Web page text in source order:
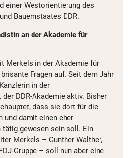
einer Westorientierung des
Bauernstaates DDR.
an der Akademie für
Merkels in der Akademie für
Fragen auf. Seit dem Jahr
in der
DDR-Akademie aktiv. Bisher
dass sie dort für die
und damit einen eher
tätig gewesen sein soll. Ein
Merkels – Gunther Walther,
Gruppe – soll nun aber eine